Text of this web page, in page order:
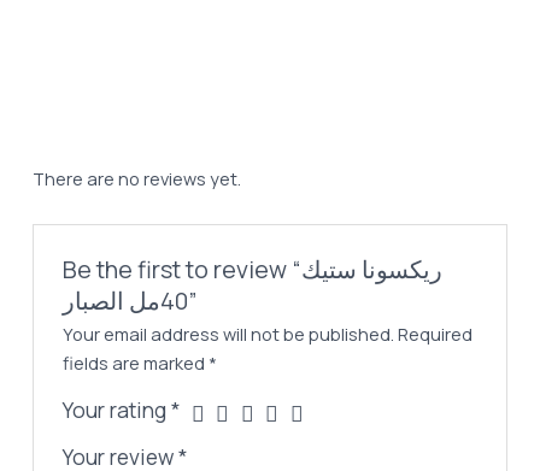
There are no reviews yet.
Be the first to review “ريكسونا ستيك
40مل الصبار”
Your email address will not be published. Required
fields are marked *
Your rating*
Your review*